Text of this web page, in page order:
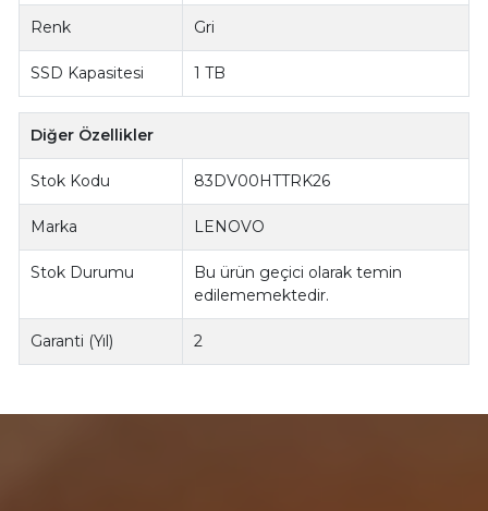
Renk Gri
SSD Kapasitesi 1 TB
Diğer Özellikler
Stok Kodu 83DV00HTTRK26
Marka LENOVO
Stok Durumu
Bu ürün geçici olarak temin
edilememektedir.
Garanti (Yıl) 2